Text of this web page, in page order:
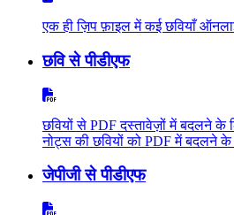
एक ही ज़िप फ़ाइल में कई छवियाँ
छवि से पीडीएफ
छवियों से PDF दस्तावेज़ों में बदलने के
नोट्स की छवियों को PDF में बदलने के
जेपीजी से पीडीएफ